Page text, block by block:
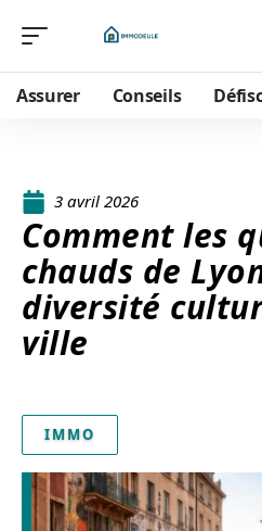
Assurer Conseils
3 avril 2026
Comment les
chauds de
diversité
ville
IMMO